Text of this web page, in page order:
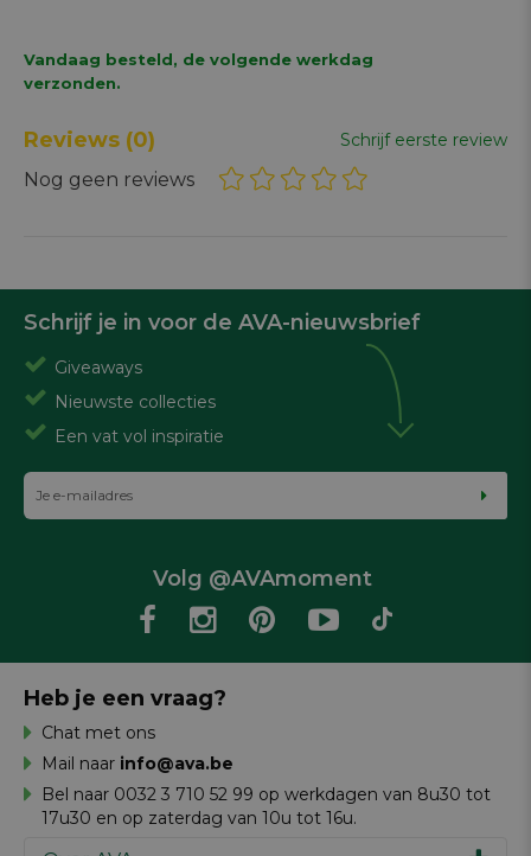
Vandaag besteld, de volgende werkdag
verzonden.
Reviews (0) Schrijf eerste review
Nog geen reviews
Schrijf je in voor de AVA-nieuwsbrief
Giveaways
Nieuwste collecties
Een vat vol inspiratie
Volg @AVAmoment
Heb je een vraag?
Chat met ons
Mail naar info@ava.be
Bel naar 0032 3 710 52 99 op werkdagen van 8u30 tot
17u30 en op zaterdag van 10u tot 16u.